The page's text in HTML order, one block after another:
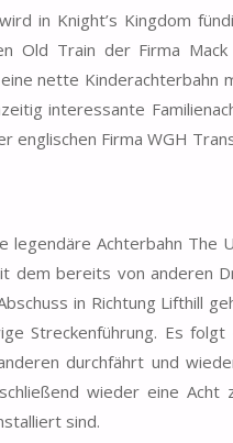
in Knight’s Kingdom
Old Train der Firma
nette
interessante
englischen Firma WGH
legendäre Achterbahn The
dem bereits von anderen
in Richtung Lifthill
Streckenführung. Es
durchfährt und
wieder eine
sind.